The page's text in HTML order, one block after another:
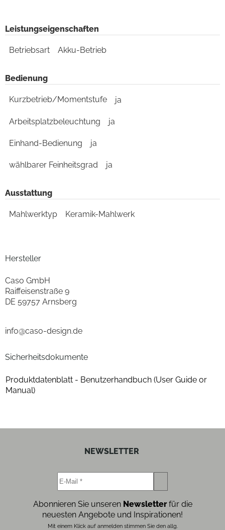
Leistungseigenschaften
Betriebsart Akku-Betrieb
Bedienung
Kurzbetrieb/Momentstufe ja
Arbeitsplatzbeleuchtung ja
Einhand-Bedienung ja
wählbarer Feinheitsgrad ja
Ausstattung
Mahlwerktyp Keramik-Mahlwerk
Hersteller
Caso GmbH
Raiffeisenstraße 9
DE 59757 Arnsberg
info@caso-design.de
Sicherheitsdokumente
Produktdatenblatt - Benutzerhandbuch (User Guide or
Manual)
NEWSLETTER
Abonnieren Sie unseren Newsletterfür die
neuesten Angebote und Inspirationen!
Mit einem Klick auf anmelden stimmen Sie den allg.